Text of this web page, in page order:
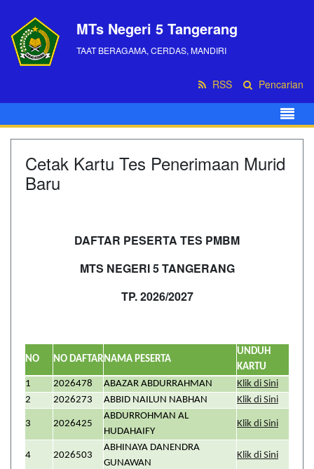
MTs Negeri 5 Tangerang
TAAT BERAGAMA, CERDAS, MANDIRI
RSS Pencarian
Cetak Kartu Tes Penerimaan Murid
Baru
DAFTAR PESERTA TES PMBM
MTS NEGERI 5 TANGERANG
TP. 2026/2027
NO NO DAFTARNAMA PESERTA
UNDUH
KARTU
1
2026478 ABAZAR ABDURRAHMAN
Klik di Sini
2
2026273 ABBID NAILUN NABHAN Klik di Sini
3 2026425
ABDURROHMAN AL
HUDAHAIFY
Klik di Sini
4 2026503
ABHINAYA DANENDRA
GUNAWAN
Klik di Sini